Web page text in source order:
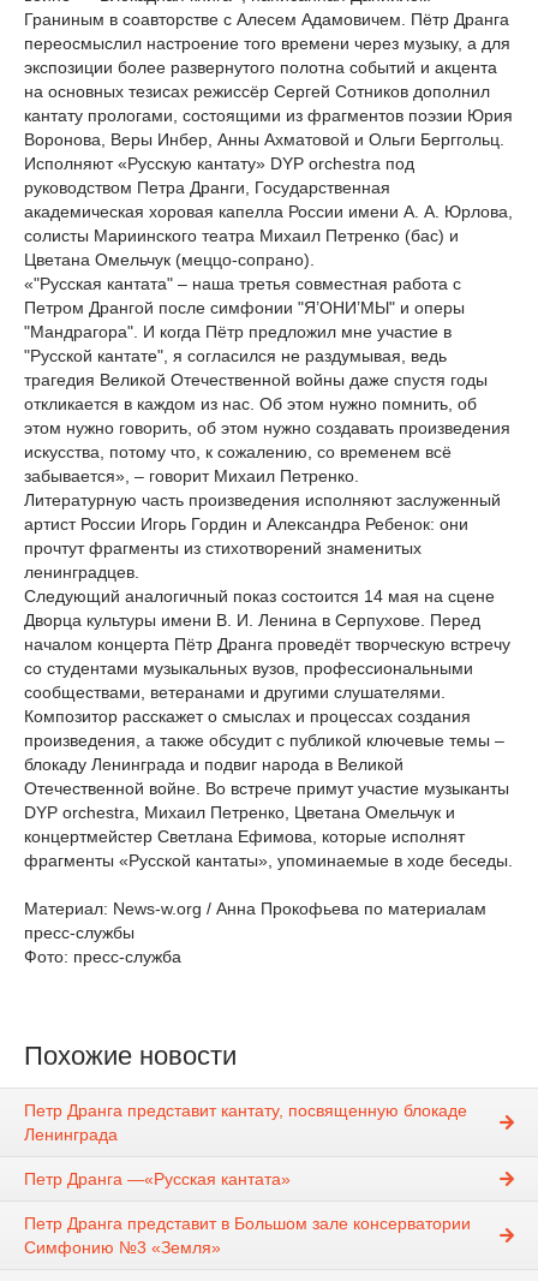
Граниным в соавторстве с Алесем Адамовичем. Пётр Дранга
переосмыслил настроение того времени через музыку, а для
экспозиции более развернутого полотна событий и акцента
на основных тезисах режиссёр Сергей Сотников дополнил
кантату прологами, состоящими из фрагментов поэзии Юрия
Воронова, Веры Инбер, Анны Ахматовой и Ольги Берггольц.
Исполняют «Русскую кантату» DYP orchestra под
руководством Петра Дранги, Государственная
академическая хоровая капелла России имени А. А. Юрлова,
солисты Мариинского театра Михаил Петренко (бас) и
Цветана Омельчук (меццо-сопрано).
«"Русская кантата" – наша третья совместная работа с
Петром Дрангой после симфонии "Я’ОНИ’МЫ" и оперы
"Мандрагора". И когда Пётр предложил мне участие в
"Русской кантате", я согласился не раздумывая, ведь
трагедия Великой Отечественной войны даже спустя годы
откликается в каждом из нас. Об этом нужно помнить, об
этом нужно говорить, об этом нужно создавать произведения
искусства, потому что, к сожалению, со временем всё
забывается», – говорит Михаил Петренко.
Литературную часть произведения исполняют заслуженный
артист России Игорь Гордин и Александра Ребенок: они
прочтут фрагменты из стихотворений знаменитых
ленинградцев.
Следующий аналогичный показ состоится 14 мая на сцене
Дворца культуры имени В. И. Ленина в Серпухове. Перед
началом концерта Пётр Дранга проведёт творческую встречу
со студентами музыкальных вузов, профессиональными
сообществами, ветеранами и другими слушателями.
Композитор расскажет о смыслах и процессах создания
произведения, а также обсудит с публикой ключевые темы –
блокаду Ленинграда и подвиг народа в Великой
Отечественной войне. Во встрече примут участие музыканты
DYP orchestra, Михаил Петренко, Цветана Омельчук и
концертмейстер Светлана Ефимова, которые исполнят
фрагменты «Русской кантаты», упоминаемые в ходе беседы.
Материал: News-w.org / Анна Прокофьева по материалам
пресс-службы
Фото: пресс-служба
Похожие новости
Петр Дранга представит кантату, посвященную блокаде
Ленинграда
Петр Дранга —«Русская кантата»
Петр Дранга представит в Большом зале консерватории
Симфонию №3 «Земля»